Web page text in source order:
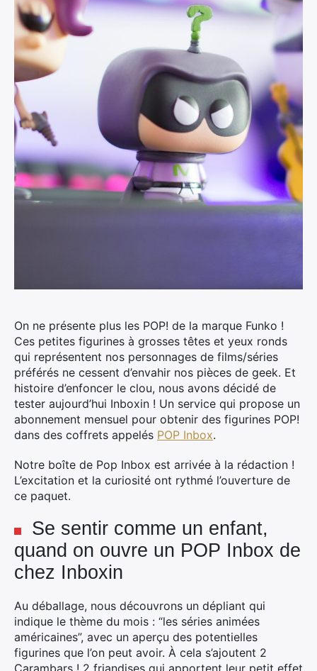
On ne présente plus les POP! de la marque Funko !
Ces petites figurines à grosses têtes et yeux ronds
qui représentent nos personnages de films/séries
préférés ne cessent d’envahir nos pièces de geek. Et
histoire d’enfoncer le clou, nous avons décidé de
tester aujourd’hui Inboxin ! Un service qui propose un
abonnement mensuel pour obtenir des figurines POP!
dans des coffrets appelés POP Inbox.
Notre boîte de Pop Inbox est arrivée à la rédaction !
L’excitation et la curiosité ont rythmé l’ouverture de
ce paquet.
Se sentir comme un enfant,
quand on ouvre un POP Inbox de
chez Inboxin
Au déballage, nous découvrons un dépliant qui
indique le thème du mois : “les séries animées
américaines”, avec un aperçu des potentielles
figurines que l’on peut avoir. À cela s’ajoutent 2
Carambars ! 2 friandises qui apportent leur petit effet